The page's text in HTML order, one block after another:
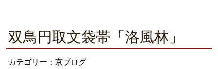
双鳥円取文袋帯「洛風林」
カテゴリー：京ブログ